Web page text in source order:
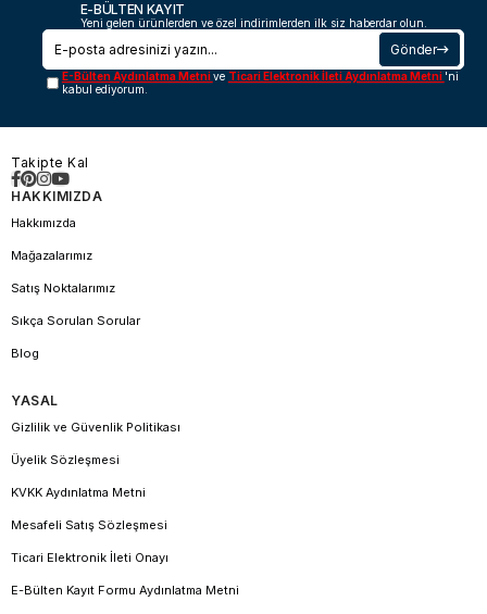
E-BÜLTEN KAYIT
Yeni gelen ürünlerden ve özel indirimlerden ilk siz haberdar olun.
Gönder
E-Bülten Aydınlatma Metnive Ticari Elektronik İleti Aydınlatma Metni 'ni
kabul ediyorum.
Takipte Kal
HAKKIMIZDA
Hakkımızda
Mağazalarımız
Satış Noktalarımız
Sıkça Sorulan Sorular
Blog
YASAL
Gizlilik ve Güvenlik Politikası
Üyelik Sözleşmesi
KVKK Aydınlatma Metni
Mesafeli Satış Sözleşmesi
Ticari Elektronik İleti Onayı
E-Bülten Kayıt Formu Aydınlatma Metni